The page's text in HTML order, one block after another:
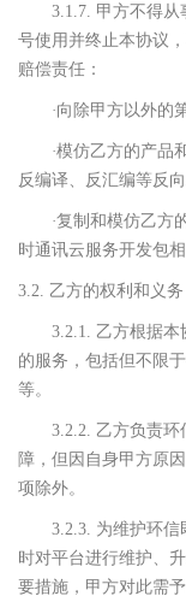
3.1.7. 甲方不得
号使用并终止本协议
赔偿责任：
·向除甲方以外的
·模仿乙方的产品
反编译、反汇编等反
·复制和模仿乙方
时通讯云服务开发包
3.2. 乙方的权利和义务
3.2.1. 乙方根据
的服务，包括但不限
等。
3.2.2. 乙方负责
障，但因自身甲方原
项除外。
3.2.3. 为维护环
时对平台进行维护、
要措施，甲方对此需予